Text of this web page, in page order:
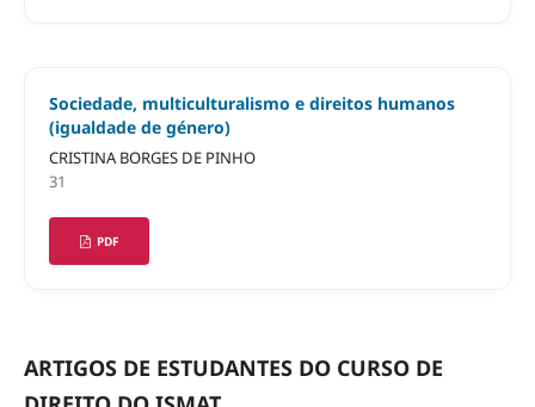
Sociedade, multiculturalismo e direitos humanos
(igualdade de género)
CRISTINA BORGES DE PINHO
31
PDF
ARTIGOS DE ESTUDANTES DO CURSO DE